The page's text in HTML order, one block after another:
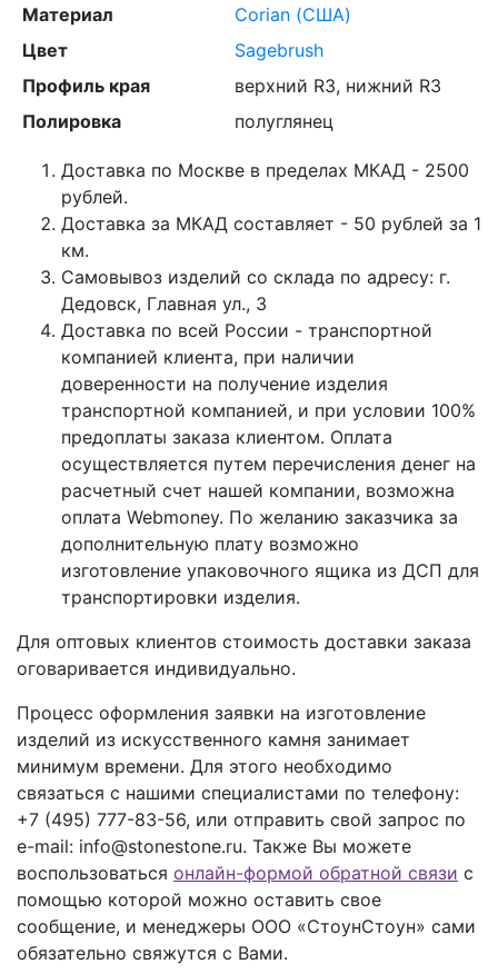
Материал
Corian (США)
Цвет
Sagebrush
Профиль края
верхний R3, нижний R3
Полировка
полуглянец
Доставка по Москве в пределах МКАД - 2500
рублей.
Доставка за МКАД составляет - 50 рублей за 1
км.
Самовывоз изделий со склада по адресу: г.
Дедовск, Главная ул., 3
Доставка по всей России - транспортной
компанией клиента, при наличии
доверенности на получение изделия
транспортной компанией, и при условии 100%
предоплаты заказа клиентом. Оплата
осуществляется путем перечисления денег на
расчетный счет нашей компании, возможна
оплата Webmoney. По желанию заказчика за
дополнительную плату возможно
изготовление упаковочного ящика из ДСП для
транспортировки изделия.
Для оптовых клиентов стоимость доставки заказа
оговаривается индивидуально.
Процесс оформления заявки на изготовление
изделий из искусственного камня занимает
минимум времени. Для этого необходимо
связаться с нашими специалистами по телефону:
+7 (495) 777-83-56, или отправить свой запрос по
e-mail: info@stonestone.ru. Также Вы можете
воспользоваться онлайн-формой обратной связи с
помощью которой можно оставить свое
сообщение, и менеджеры ООО «СтоунСтоун» сами
обязательно свяжутся с Вами.